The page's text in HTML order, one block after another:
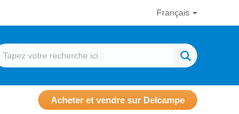
Français
Acheter et vendre sur Delcampe